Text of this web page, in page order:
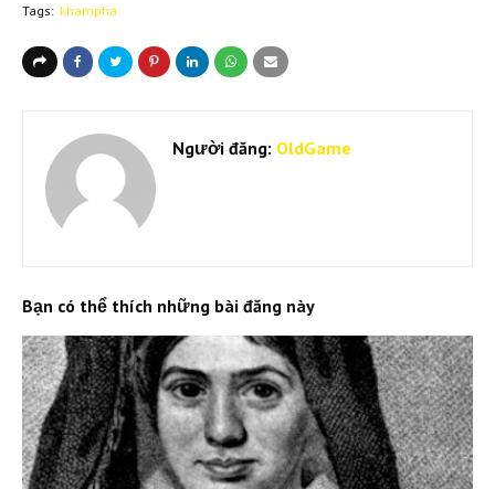
Tags: khampha
Người đăng: OldGame
Bạn có thể thích những bài đăng này